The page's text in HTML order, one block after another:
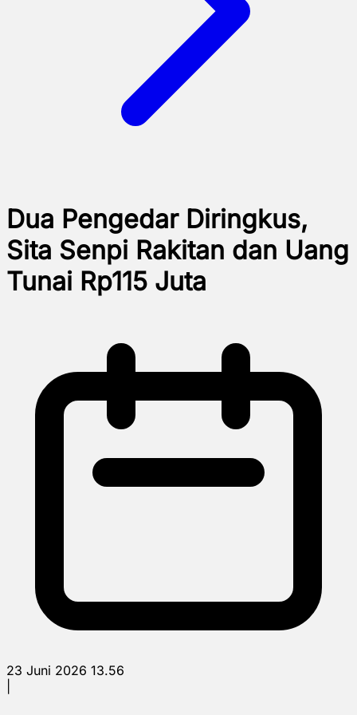
Dua Pengedar Diringkus,
Sita Senpi Rakitan dan Uang
Tunai Rp115 Juta
23 Juni 2026 13.56